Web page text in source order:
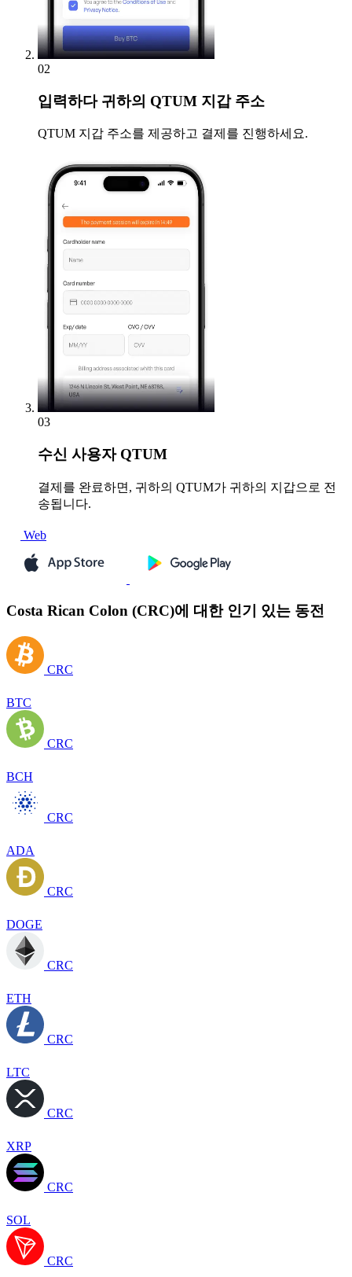
02
입력하다귀하의 QTUM 지갑 주소
QTUM 지갑 주소를 제공하고 결제를 진행하세요.
03
수신 사용자 QTUM
결제를 완료하면, 귀하의 QTUM가 귀하의 지갑으로 전
송됩니다.
Web
Costa Rican Colon (CRC)에 대한 인기 있는 동전
CRC
BTC
CRC
BCH
CRC
ADA
CRC
DOGE
CRC
ETH
CRC
LTC
CRC
XRP
CRC
SOL
CRC